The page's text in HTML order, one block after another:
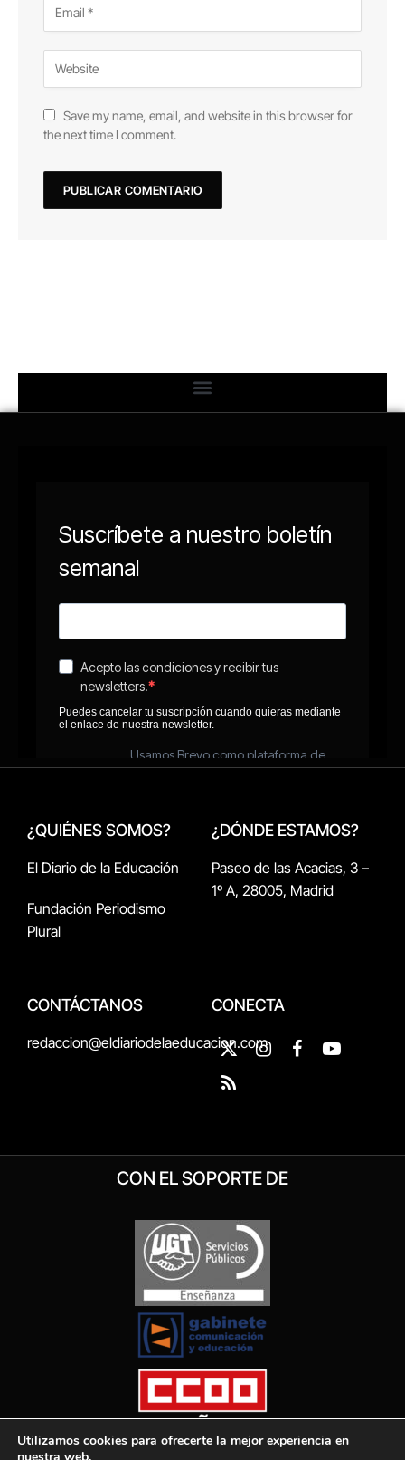
Save my name, email, and website in this browser for
the next time I comment.
¿QUIÉNES SOMOS?
El Diario de la Educación
Fundación Periodismo
Plural
¿DÓNDE ESTAMOS?
Paseo de las Acacias, 3 –
1º A, 28005, Madrid
CONTÁCTANOS
redaccion@eldiariodelaeducacion.com
CONECTA
X
(Twitter)
InstagramFacebookYouTube
RSS
CON EL SOPORTE DE
Utilizamos cookies para ofrecerte la mejor experiencia en